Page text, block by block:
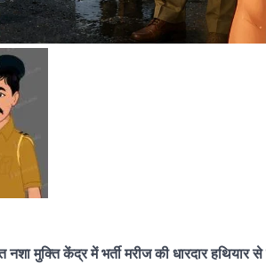
मुक्ति केंद्र में भर्ती मरीज की धारदार हथियार